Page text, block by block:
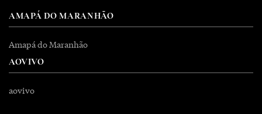
AMAPÁ DO MARANHÃO
Amapá do Maranhão
AOVIVO
aovivo